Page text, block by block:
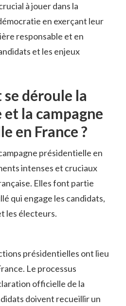
à jouer dans la
en exerçant leur
responsable ​et en⁣
et les ⁣enjeux
déroule ‍la
la campagne
en‍ France ?
présidentielle en
intenses‌ et cruciaux
Elles font partie
qui engage les candidats,
les électeurs.
présidentielles ont lieu
Le processus
officielle de la
doivent recueillir un